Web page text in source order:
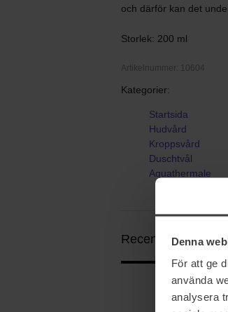
Denna
För att ge
använda
analysera
och därför kan det
Storlek: 200 ml
Artikelnummer: 10604
Kategorier:
Startsida
Hudvård
Kroppsvård
Duschtvål
Aquathermale
Recensioner (5)